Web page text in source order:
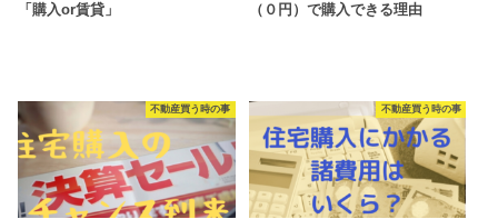
「購入or賃貸」
（０円）で購入できる理由
不動産買う時の事 不動産買う時の事